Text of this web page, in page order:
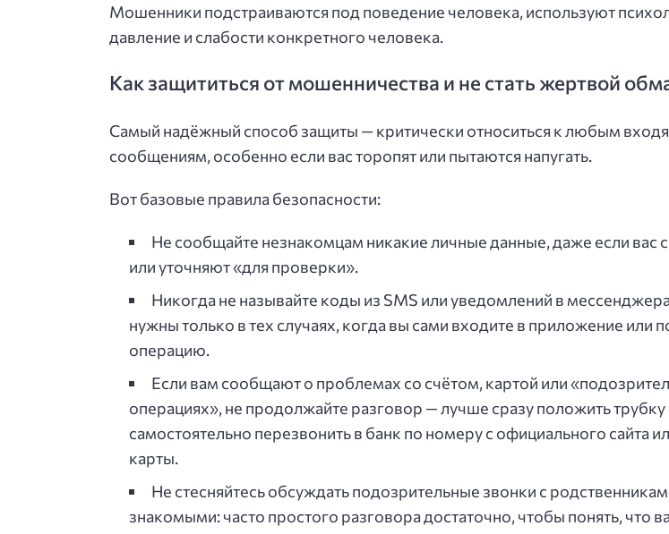
Мошенники подстраиваются под поведение человека, используют
давление и слабости конкретного человека.
Как защититься от мошенничества и не стать жертвой
Самый надёжный способ защиты — критически относиться к любым
сообщениям, особенно если вас торопят или пытаются напугать.
Вот базовые правила безопасности:
Не сообщайте незнакомцам никакие личные данные, даже если вас
или уточняют «для проверки».
Никогда не называйте коды из SMS или уведомлений в
нужны только в тех случаях, когда вы сами входите в приложение или
операцию.
Если вам сообщают о проблемах со счётом, картой или
операциях», не продолжайте разговор — лучше сразу положить трубку
самостоятельно перезвонить в банк по номеру с официального сайта
карты.
Не стесняйтесь обсуждать подозрительные звонки с
знакомыми: часто простого разговора достаточно, чтобы понять, что